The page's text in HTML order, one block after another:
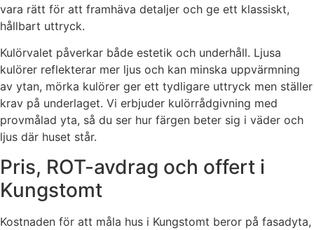
vara rätt för att framhäva detaljer och ge ett klassiskt,
hållbart uttryck.
Kulörvalet påverkar både estetik och underhåll. Ljusa
kulörer reflekterar mer ljus och kan minska uppvärmning
av ytan, mörka kulörer ger ett tydligare uttryck men ställer
krav på underlaget. Vi erbjuder kulörrådgivning med
provmålad yta, så du ser hur färgen beter sig i väder och
ljus där huset står.
Pris, ROT-avdrag och offert i
Kungstomt
Kostnaden för att måla hus i Kungstomt beror på fasadyta,